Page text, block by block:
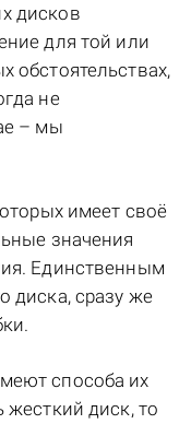
дисков
для той или
обстоятельствах,
не
– мы
имеет своё
значения
Единственным
диска, сразу же
способа их
жесткий диск, то